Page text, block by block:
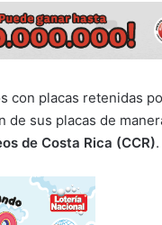
con placas retenidas
de sus placas de
de Costa Rica (CCR).